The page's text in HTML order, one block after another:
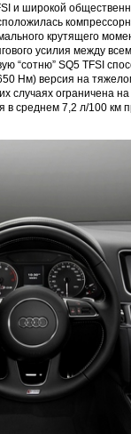
и широкой
крутящего
усилия между
“сотню” SQ5 TFSI
Нм) версия на
случаях ограничена
среднем 7,2 л/100 км